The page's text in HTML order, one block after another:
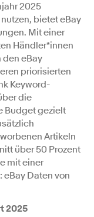
2025
bietet eBay
Mit einer
Händler*innen
den eBay
priorisierten
Keyword-
die
Budget gezielt
Artikeln
über 50 Prozent
mit einer
Daten von
2025